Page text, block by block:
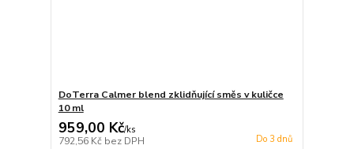
DoTerra Calmer blend zklidňující směs v kuličce
10 ml
959,00 Kč/ks
792,56 Kč bez DPH Do 3 dnů